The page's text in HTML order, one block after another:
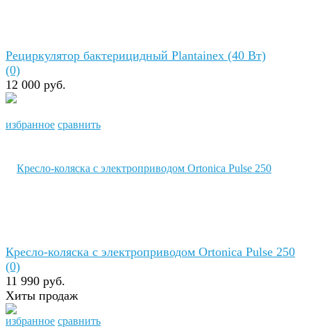
избранное сравнить
Рециркулятор бактерицидный Plantainex (40 Вт)
(0)
12 000 руб.
избранное сравнить
Кресло-коляска с электроприводом Ortonica Pulse 250
(0)
11 990 руб.
Хиты продаж